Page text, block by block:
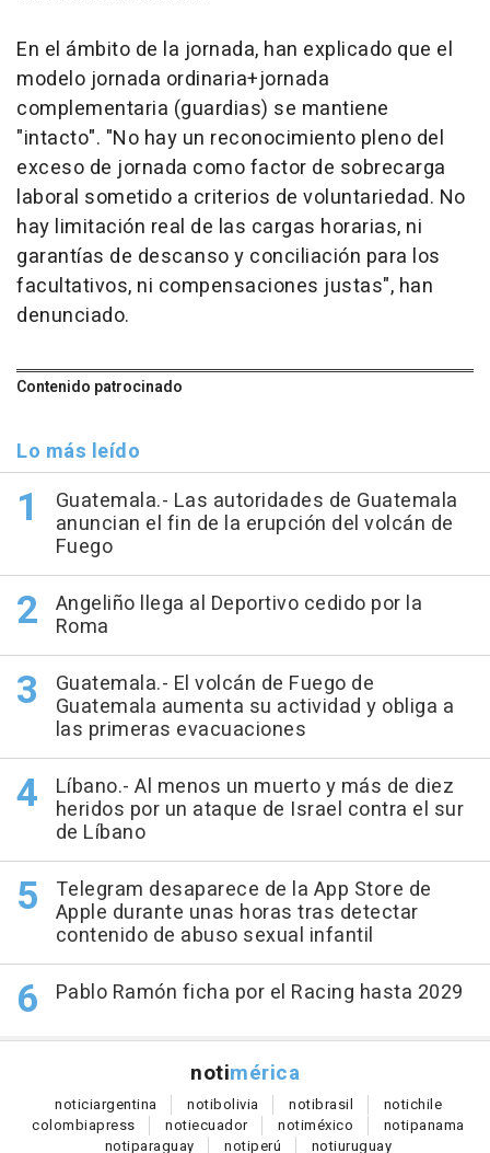
En el ámbito de la jornada, han explicado que el
modelo jornada ordinaria+jornada
complementaria (guardias) se mantiene
"intacto". "No hay un reconocimiento pleno del
exceso de jornada como factor de sobrecarga
laboral sometido a criterios de voluntariedad. No
hay limitación real de las cargas horarias, ni
garantías de descanso y conciliación para los
facultativos, ni compensaciones justas", han
denunciado.
Contenido patrocinado
Lo más leído
Guatemala.- Las autoridades de Guatemala
anuncian el fin de la erupción del volcán de
Fuego
Angeliño llega al Deportivo cedido por la
Roma
Guatemala.- El volcán de Fuego de
Guatemala aumenta su actividad y obliga a
las primeras evacuaciones
Líbano.- Al menos un muerto y más de diez
heridos por un ataque de Israel contra el sur
de Líbano
Telegram desaparece de la App Store de
Apple durante unas horas tras detectar
contenido de abuso sexual infantil
Pablo Ramón ficha por el Racing hasta 2029
notimérica
noticiargentina notibolivia notibrasil notichile
colombiapress notiecuador notiméxico notipanama
notiparaguay notiperú notiuruguay